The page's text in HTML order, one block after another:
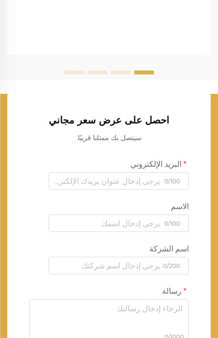
احصل على عرض سعر مجاني
سيتصل بك ممثلنا قريبًا.
البريد الإلكتروني
0/100
الاسم
0/100
اسم الشركة
0/200
رسالة